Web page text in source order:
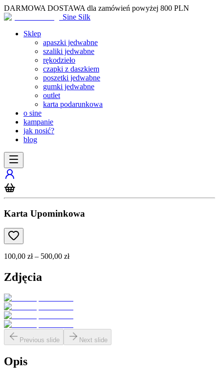
DARMOWA DOSTAWA dla zamówień powyżej 800 PLN
Sine Silk
Sklep
apaszki jedwabne
szaliki jedwabne
rękodzieło
czapki z daszkiem
poszetki jedwabne
gumki jedwabne
outlet
karta podarunkowa
o sine
kampanie
jak nosić?
blog
Karta Upominkowa
100,00 zł – 500,00 zł
Zdjęcia
Previous slide Next slide
Opis